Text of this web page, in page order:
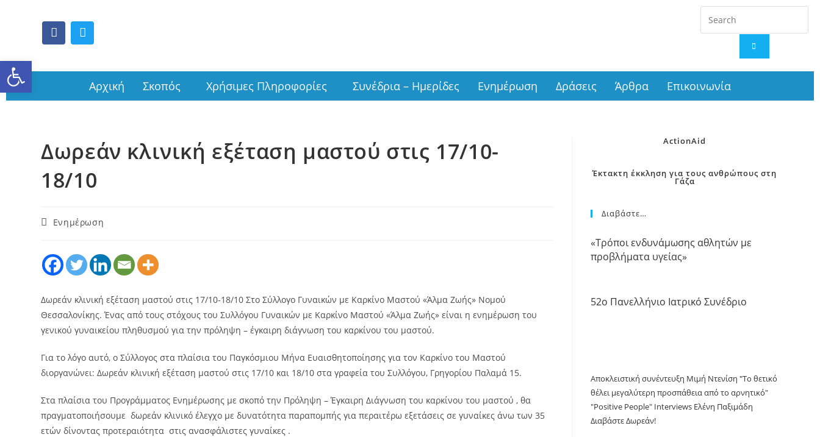
Αρχική Σκοπός Χρήσιμες Πληροφορίες Συνέδρια – Ημερίδες Ενημέρωση Δράσεις Άρθρα Επικοινωνία
Δωρεάν κλινική εξέταση μαστού στις 17/10-
18/10
Ενημέρωση
Δωρεάν κλινική εξέταση μαστού στις 17/10-18/10 Στο Σύλλογο Γυναικών με Καρκίνο Μαστού «Άλμα Ζωής» Νομού
Θεσσαλονίκης. Ένας από τους στόχους του Συλλόγου Γυναικών με Καρκίνο Μαστού «Άλμα Ζωής» είναι η ενημέρωση του
γενικού γυναικείου πληθυσμού για την πρόληψη – έγκαιρη διάγνωση του καρκίνου του μαστού.
Για το λόγο αυτό, ο Σύλλογος στα πλαίσια του Παγκόσμιου Μήνα Ευαισθητοποίησης για τον Καρκίνο του Μαστού
διοργανώνει: Δωρεάν κλινική εξέταση μαστού στις 17/10 και 18/10 στα γραφεία του Συλλόγου, Γρηγορίου Παλαμά 15.
Στα πλαίσια του Προγράμματος Ενημέρωσης με σκοπό την Πρόληψη – Έγκαιρη Διάγνωση του καρκίνου του μαστού , θα
πραγματοποιήσουμε δωρεάν κλινικό έλεγχο με δυνατότητα παραπομπής για περαιτέρω εξετάσεις σε γυναίκες άνω των 35
ετών δίνοντας προτεραιότητα στις ανασφάλιστες γυναίκες .
ActionAid
Έκτακτη έκκληση για τους ανθρώπους στη
Γάζα
Διαβάστε…
«Τρόποι ενδυνάμωσης αθλητών με
προβλήματα υγείας»
52o Πανελλήνιο Ιατρικό Συνέδριο
Αποκλειστική συνέντευξη Μιμή Ντενίση "Το θετικό
θέλει μεγαλύτερη προσπάθεια από το αρνητικό"
"Positive People" Interviews Ελένη Παξιμάδη
Διαβάστε Δωρεάν!
Ανοίξτε τη γραμμή εργαλείων